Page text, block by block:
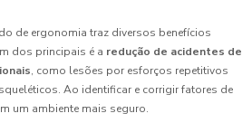
de ergonomia traz diversos benefícios
dos principais é a redução de acidentes de
, como lesões por esforços repetitivos
Ao identificar e corrigir fatores de
um ambiente mais seguro.